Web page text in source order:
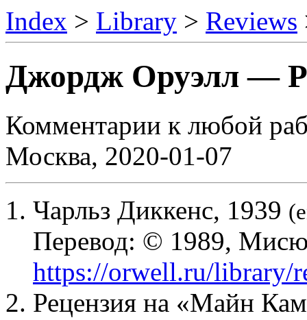
Index > Library > Reviews
Джордж Оруэлл —
Комментарии к любой
Москва, 2020-01-07
1. Чарльз Диккенс, 1939
Перевод: © 1989,
https://orwell.ru/library/
2. Рецензия на «Майн